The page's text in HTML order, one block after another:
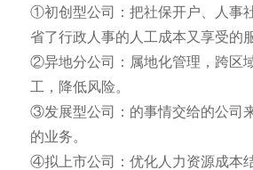
①初创型公司：把社保开户、人事
省了行政人事的人工成本又享受的
②异地分公司：属地化管理，跨区
工，降低风险。
③发展型公司：的事情交给的公司
的业务。
④拟上市公司：优化人力资源成本